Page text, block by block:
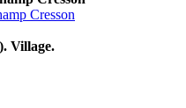
Cresson
Village.